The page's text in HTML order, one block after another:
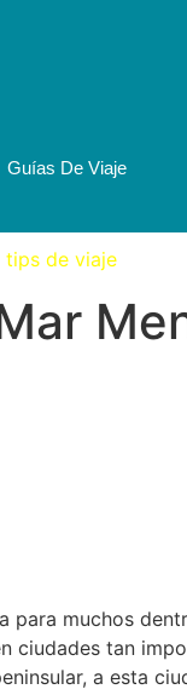
Guías De Viaje
tips de viaje
para muchos
ciudades tan
a esta